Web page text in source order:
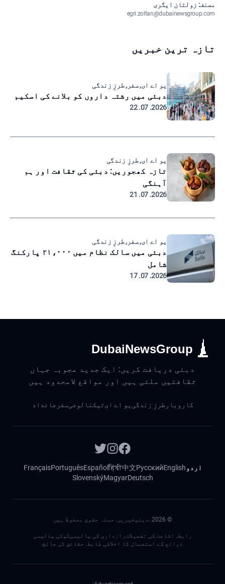
مصنف: زولتان ایگری
egri.zoltan@dubainewsgroup.com
تازہ ترین خبریں
یو اے ای, سفر, طرزِ زندگی
دبئی میں رشتہ داروں کو بلانے کی اسکیم
2026. 07. 22
یو اے ای, طرزِ زندگی
تازہ کھجوریں: دبئی کی ثقافت اور ہم
آہنگی
2026. 07. 21
یو اے ای, سفر, طرزِ زندگی
دبئی میں سالک نظام میں ۲۱،۰۰۰ پارکنگ
شامل
2026. 07. 17
DubaiNewsGroup
دبئی دریافت کریں: ایک جدید عجوبہ جہاں
ثقافتیں ملتی ہیں اور مواقع لامحدود ہیں
کاروبار طرزِ زندگی یو اے ایٹیکنالوجیسفر جائداد
اردو English
Русский
中文
हिंदी
Español
Português
Français
Deutsch
Magyar
Slovenský
©
2026 .دبئیخبریں. جملہ حقوق محفوظ ہیں
رابطہ اشاعت کی تفصیلاترازداری کی پالیسیکوکی پالیسی
ذرائع کے استعمال کا اخلاقی ضابطہ حقائق کی جانچ